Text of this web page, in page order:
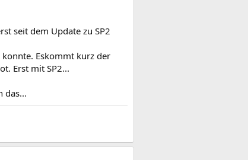
seit dem Update zu SP2
Eskommt kurz der
Erst mit SP2...
das...